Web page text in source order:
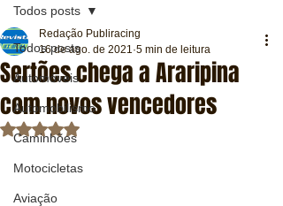
Todos posts
Automóveis
Automobilismo
Caminhões
Motocicletas
Aviação
Todos posts
Sertões chega a Araripina
com novos vencedores
Redação Publiracing
16 de ago. de 2021 5 min de leitura
Avaliado com NaN de 5 estrelas.